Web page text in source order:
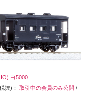
ヨ5000
抜)：取引中の会員のみ公開 /